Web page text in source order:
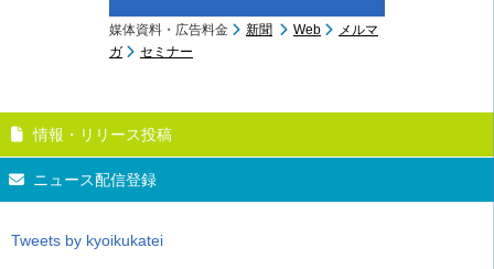
媒体資料・広告料金 新聞 Web
メルマ
ガ
セミナー
情報・リリース投稿
ニュース配信登録
Tweets by kyoikukatei